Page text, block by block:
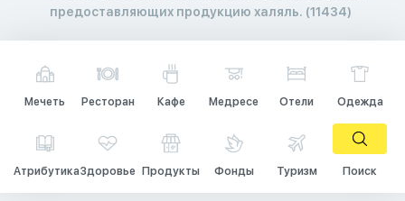
предоставляющих продукцию халяль. (11434)
Мечеть Ресторан Кафе Медресе Отели Одежда
АтрибутикаЗдоровье Продукты Фонды Туризм Поиск